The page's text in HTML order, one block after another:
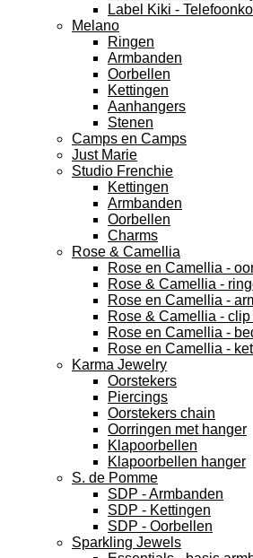
Label Kiki -
Melano
Ringen
Armbanden
Oorbellen
Kettingen
Aanhangers
Stenen
Camps en Camps
Just Marie
Studio Frenchie
Kettingen
Armbanden
Oorbellen
Charms
Rose & Camellia
Rose en Camellia -
Rose & Camellia -
Rose en Camellia -
Rose & Camellia -
Rose en Camellia -
Rose en Camellia -
Karma Jewelry
Oorstekers
Piercings
Oorstekers chain
Oorringen met hanger
Klapoorbellen
Klapoorbellen hanger
S. de Pomme
SDP - Armbanden
SDP - Kettingen
SDP - Oorbellen
Sparkling Jewels